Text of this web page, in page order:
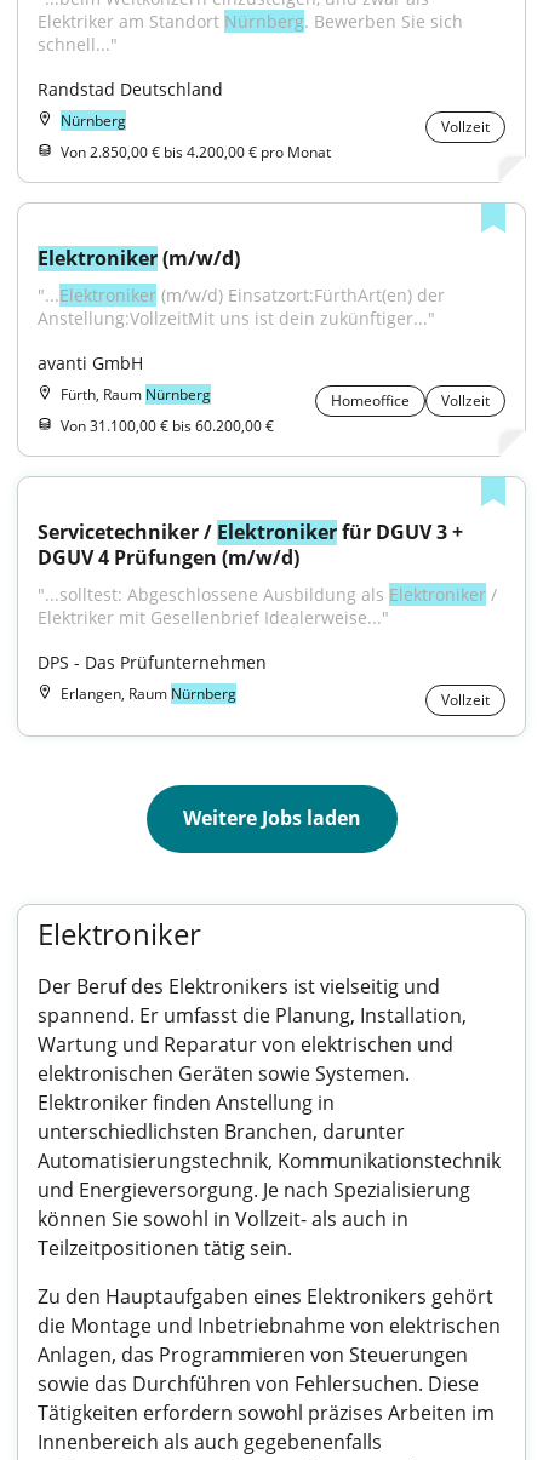
Elektriker am Standort Nürnberg. Bewerben Sie sich
schnell..."
Randstad Deutschland
Nürnberg
Vollzeit
Von 2.850,00 € bis 4.200,00 € pro Monat
Elektroniker (m/w/d)
"...Elektroniker (m/w/d) Einsatzort:FürthArt(en) der
Anstellung:VollzeitMit uns ist dein zukünftiger..."
avanti GmbH
Fürth, Raum Nürnberg Homeoffice
Vollzeit
Von 31.100,00 € bis 60.200,00 €
Servicetechniker / Elektroniker für DGUV 3 +
DGUV 4 Prüfungen (m/w/d)
"...solltest: Abgeschlossene Ausbildung als Elektroniker /
Elektriker mit Gesellenbrief Idealerweise..."
DPS - Das Prüfunternehmen
Erlangen, Raum Nürnberg Vollzeit
Weitere Jobs laden
Elektroniker
Der Beruf des Elektronikers ist vielseitig und
spannend. Er umfasst die Planung, Installation,
Wartung und Reparatur von elektrischen und
elektronischen Geräten sowie Systemen.
Elektroniker finden Anstellung in
unterschiedlichsten Branchen, darunter
Automatisierungstechnik, Kommunikationstechnik
und Energieversorgung. Je nach Spezialisierung
können Sie sowohl in Vollzeit- als auch in
Teilzeitpositionen tätig sein.
Zu den Hauptaufgaben eines Elektronikers gehört
die Montage und Inbetriebnahme von elektrischen
Anlagen, das Programmieren von Steuerungen
sowie das Durchführen von Fehlersuchen. Diese
Tätigkeiten erfordern sowohl präzises Arbeiten im
Innenbereich als auch gegebenenfalls